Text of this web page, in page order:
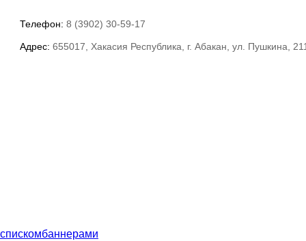
Телефон: 8 (3902) 30-59-17
Адрес: 655017, Хакасия Республика, г. Абакан, ул. Пушкина,
спискомбаннерами